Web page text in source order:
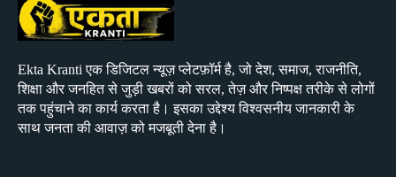
Ekta Kranti एक डिजिटल न्यूज़ प्लेटफ़ॉर्म है, जो देश, समाज, राजनीति,
शिक्षा और जनहित से जुड़ी खबरों को सरल, तेज़ और निष्पक्ष तरीके से लोगों
तक पहुंचाने का कार्य करता है। इसका उद्देश्य विश्वसनीय जानकारी के
साथ जनता की आवाज़ को मजबूती देना है।